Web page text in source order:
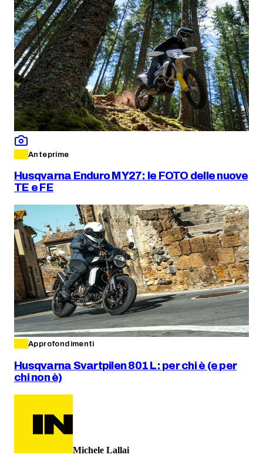
Anteprime
Husqvarna Enduro MY27: le FOTO delle nuove
TE e FE
Approfondimenti
Husqvarna Svartpilen 801 L: per chi è (e per
chi non è)
Michele Lallai